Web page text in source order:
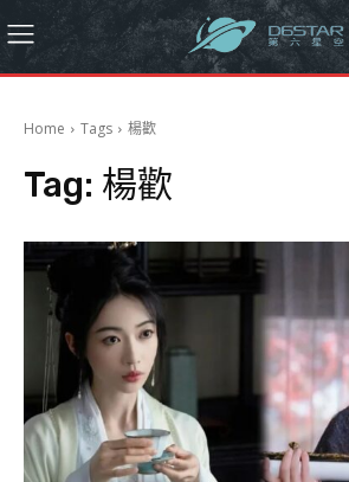
Home Tags 楊歡
Tag: 楊歡